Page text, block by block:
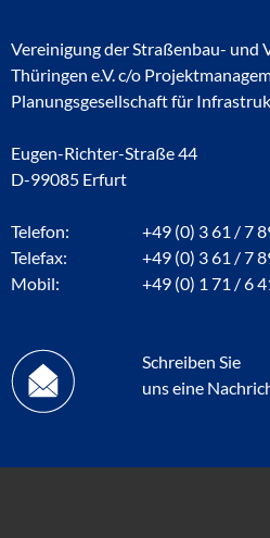
Vereinigung der Straßenbau- und
Thüringen e.V. c/o
Planungsgesellschaft für
Eugen-Richter-Straße 44
D-99085 Erfurt
Telefon:
+49 (0) 3 61 / 7
Telefax:
+49 (0) 3 61 / 7
Mobil:
+49 (0) 1 71 / 6
Schreiben Sie
uns eine